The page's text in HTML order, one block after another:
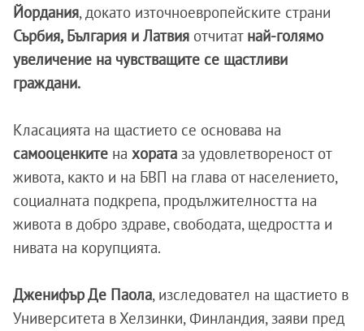
Йордания, докато източноевропейските страни
Сърбия, България и Латвия отчитат най-голямо
увеличение на чувстващите се щастливи
граждани.
Класацията на щастието се основава на
самооценките на хората за удовлетвореност от
живота, както и на БВП на глава от населението,
социалната подкрепа, продължителността на
живота в добро здраве, свободата, щедростта и
нивата на корупцията.
Дженифър Де Паола, изследовател на щастието в
Университета в Хелзинки, Финландия, заяви пред